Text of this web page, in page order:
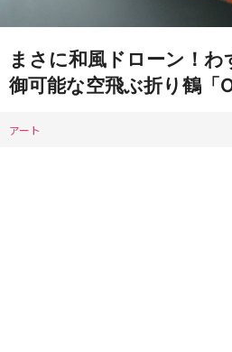
まさに和風ドローン！わ
御可能な空飛ぶ折り鶴「
アート